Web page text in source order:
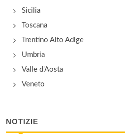
Sicilia
Toscana
Trentino Alto Adige
Umbria
Valle d'Aosta
Veneto
NOTIZIE